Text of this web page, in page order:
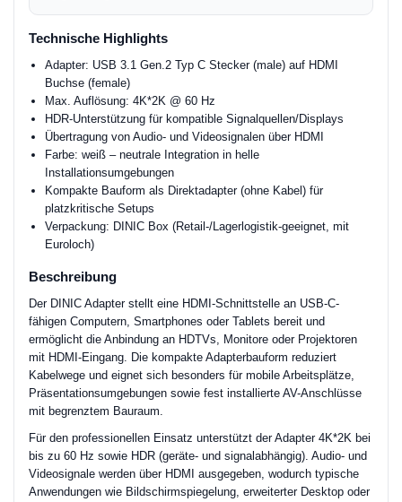
Technische Highlights
Adapter: USB 3.1 Gen.2 Typ C Stecker (male) auf HDMI
Buchse (female)
Max. Auflösung: 4K*2K @ 60 Hz
HDR-Unterstützung für kompatible Signalquellen/Displays
Übertragung von Audio- und Videosignalen über HDMI
Farbe: weiß – neutrale Integration in helle
Installationsumgebungen
Kompakte Bauform als Direktadapter (ohne Kabel) für
platzkritische Setups
Verpackung: DINIC Box (Retail-/Lagerlogistik-geeignet, mit
Euroloch)
Beschreibung
Der DINIC Adapter stellt eine HDMI-Schnittstelle an USB-C-
fähigen Computern, Smartphones oder Tablets bereit und
ermöglicht die Anbindung an HDTVs, Monitore oder Projektoren
mit HDMI-Eingang. Die kompakte Adapterbauform reduziert
Kabelwege und eignet sich besonders für mobile Arbeitsplätze,
Präsentationsumgebungen sowie fest installierte AV-Anschlüsse
mit begrenztem Bauraum.
Für den professionellen Einsatz unterstützt der Adapter 4K*2K bei
bis zu 60 Hz sowie HDR (geräte- und signalabhängig). Audio- und
Videosignale werden über HDMI ausgegeben, wodurch typische
Anwendungen wie Bildschirmspiegelung, erweiterter Desktop oder